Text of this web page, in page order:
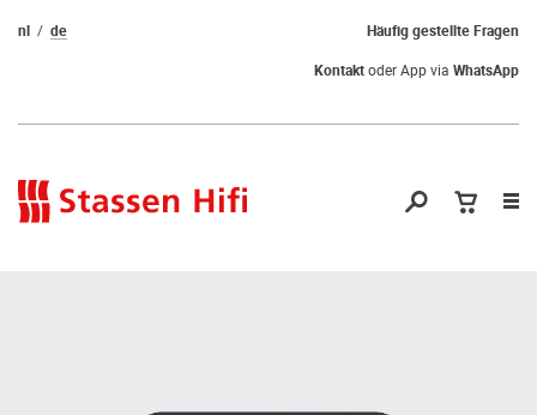
Häufig gestellte Fragen
nl
de
Kontaktoder App via WhatsApp